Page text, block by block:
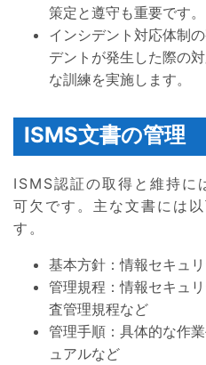
策定と遵守も重要です。
インシデント対応体制
デントが発生した際の
な訓練を実施します。
ISMS文書の管理
ISMS認証の取得と維持に
可欠です。主な文書には
す。
基本方針：情報セキュ
管理規程：情報セキュ
査管理規程など
管理手順：具体的な作
ュアルなど